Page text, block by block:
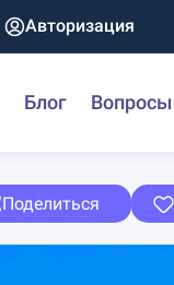
Авторизация
Блог Вопросы
Поделиться